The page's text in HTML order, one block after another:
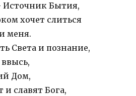
Источник Бытия,
хочет слиться
меня.
Света и познание,
Дом,
славят Бога,